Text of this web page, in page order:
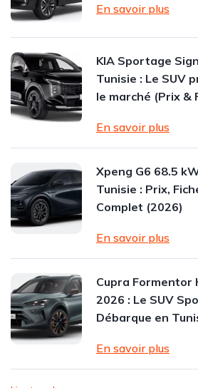
En savoir plus
KIA Sportage
Tunisie : Le SUV
le marché (Prix &
En savoir plus
Xpeng G6 68.5
Tunisie : Prix,
Complet (2026)
En savoir plus
Cupra Formentor
2026 : Le SUV
Débarque en
En savoir plus